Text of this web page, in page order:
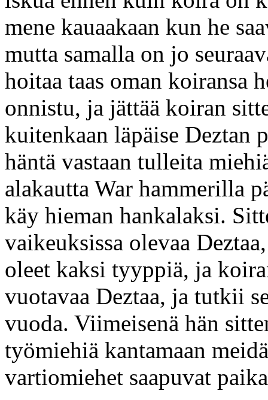
mene kauaakaan kun he
mutta samalla on jo
hoitaa taas oman koiransa
onnistu, ja jättää koiran
kuitenkaan läpäise
häntä vastaan tulleita
alakautta War hammerilla
käy hieman hankalaksi.
vaikeuksissa olevaa
oleet kaksi tyyppiä, ja
vuotavaa Deztaa, ja tutkii
vuoda. Viimeisenä hän
työmiehiä kantamaan
vartiomiehet saapuvat